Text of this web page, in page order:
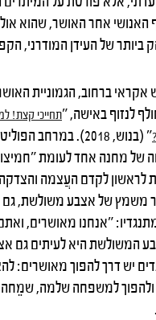
אחר האושר, שהוא
ביותר של העידן המודרני,
אקראי ברחוב, הגמוניית
לנזוף באישה, "תחייכי קצת!
?
" (בנוש, 2018). במרחב
של מחנה אחד לעומת
לראשון לקדם העֲצמה
משמץ של אצבע משולשת,
המשולשת היא לעיתים גם
יש דרך להפוך מאושרים:
ולהפוך למשפחה שלמה, שמֵחה